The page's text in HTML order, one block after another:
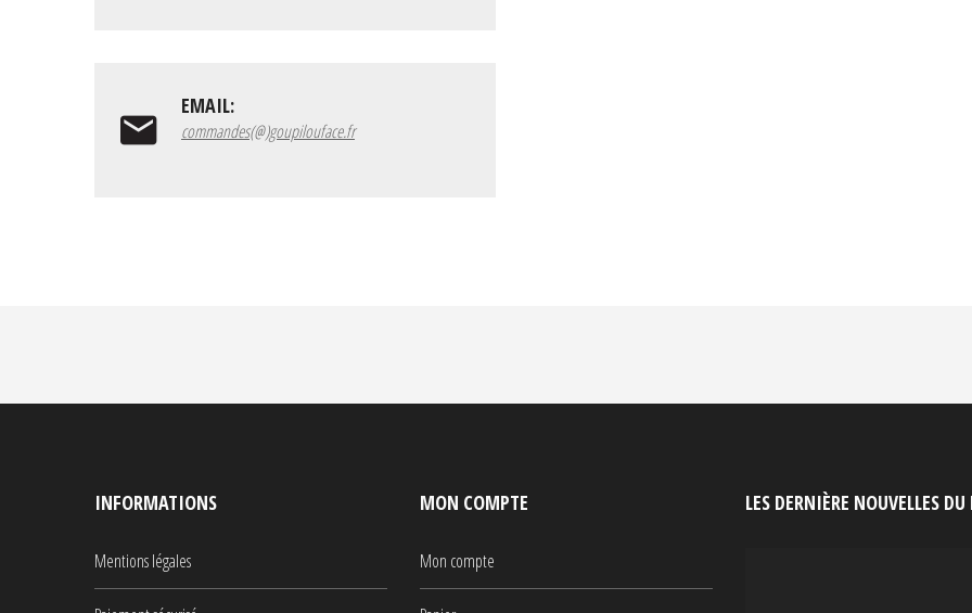
EMAIL:
commandes(@)goupilouface.fr
INFORMATIONS
Mentions légales
MON COMPTE
Mon compte
LES DERNIÈRE NOUVELLES DU